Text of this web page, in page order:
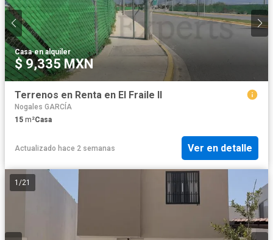
Casa·en alquiler
$ 9,335 MXN
Terrenos en Renta en El Fraile II
Nogales GARCÍA
15 m²Casa
Actualizado hace 2 semanas Ver en detalle
1 /21